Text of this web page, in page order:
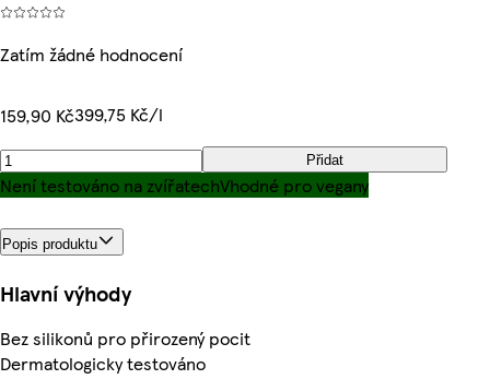
Zatím žádné hodnocení
159,90 Kč399,75 Kč/l
Přidat
Není testováno na zvířatechVhodné pro vegany
Popis produktu
Hlavní výhody
Bez silikonů pro přirozený pocit
Dermatologicky testováno